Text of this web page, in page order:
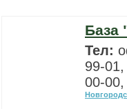
База
Тел:
99-
00-